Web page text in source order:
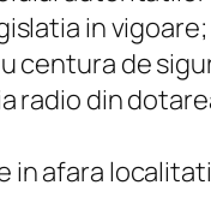
in vigoare;
centura de
radio din
in afara